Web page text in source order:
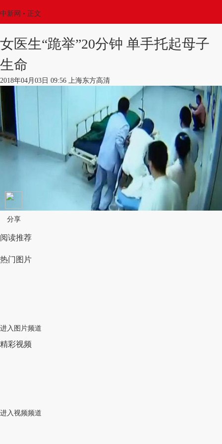
中新网 • 正文
女医生“跪举”20分钟 单手托起母子
生命
2018年04月03日 09:56 上海东方高清
分享
阅读推荐
热门图片
进入图片频道
精彩视频
进入视频频道